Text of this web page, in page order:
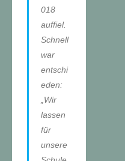
018
auffiel.
Schnell
war
entschi
eden:
„Wir
lassen
für
unsere